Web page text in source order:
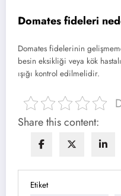
Domates fideleri
Domates fidelerinin
besin eksikliği veya kök
ışığı kontrol edilmelidir.
Share this content:
Etiket